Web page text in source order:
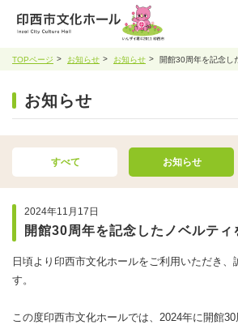
TOPページ お知らせ お知らせ 開館30周年を記念し
お知らせ
すべて お知らせ
2024年11月17日
開館30周年を記念したノベルティ
日頃より印西市文化ホールをご利用いただき、
す。
この度印西市文化ホールでは、2024年に開館